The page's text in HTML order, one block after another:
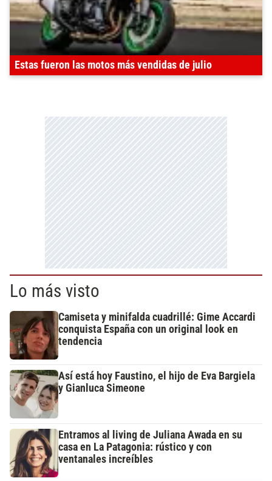
Estas fueron las motos más vendidas de julio
Lo más visto
Camiseta y minifalda cuadrillé: Gime Accardi
conquista España con un original look en
tendencia
Así está hoy Faustino, el hijo de Eva Bargiela
y Gianluca Simeone
Entramos al living de Juliana Awada en su
casa en La Patagonia: rústico y con
ventanales increíbles